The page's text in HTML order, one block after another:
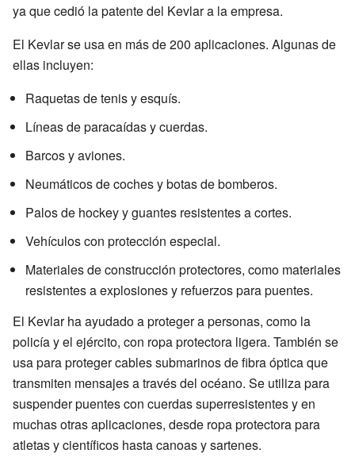
ya que cedió la patente del Kevlar a la empresa.
El Kevlar se usa en más de 200 aplicaciones. Algunas de
ellas incluyen:
Raquetas de tenis y esquís.
Líneas de paracaídas y cuerdas.
Barcos y aviones.
Neumáticos de coches y botas de bomberos.
Palos de hockey y guantes resistentes a cortes.
Vehículos con protección especial.
Materiales de construcción protectores, como materiales
resistentes a explosiones y refuerzos para puentes.
El Kevlar ha ayudado a proteger a personas, como la
policía y el ejército, con ropa protectora ligera. También se
usa para proteger cables submarinos de fibra óptica que
transmiten mensajes a través del océano. Se utiliza para
suspender puentes con cuerdas superresistentes y en
muchas otras aplicaciones, desde ropa protectora para
atletas y científicos hasta canoas y sartenes.